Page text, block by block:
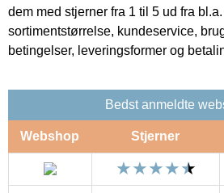
dem med stjerner fra 1 til 5 ud fra
sortimentstørrelse, kundeservice,
betingelser, leveringsformer og
Bedst anmeldte
Webshop Stjerner